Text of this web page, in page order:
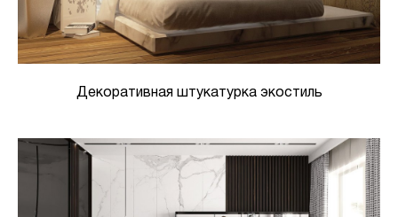
Декоративная штукатурка экостиль